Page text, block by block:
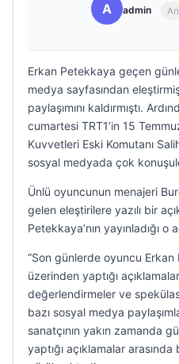
A admin
Erkan Petekkaya geçen
medya sayfasından
paylaşımını kaldırmıştı.
cumartesi TRT1’in 15
Kuvvetleri Eski Komutanı
sosyal medyada çok
Ünlü oyuncunun menajeri
gelen eleştirilere yazılı bir
Petekkaya’nın yayınladığı o
“Son günlerde oyuncu Erkan
üzerinden yaptığı
değerlendirmeler ve
bazı sosyal medya
sanatçının yakın zamanda
yaptığı açıklamalar arasında